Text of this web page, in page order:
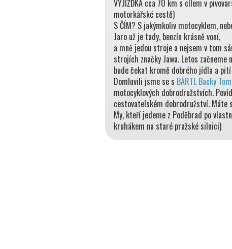
VYJÍŽĎKA cca 70 km s cílem v
motorkářské cestě)
S ČÍM? S jakýmkoliv motocyklem,
Jaro už je tady, benzín krásně voní,
a mně jedou stroje a nejsem v tom
strojích značky Jawa. Letos
bude čekat kromě dobrého jídla a
Domluvili jsme se s BÁRTL Backy
motocyklových dobrodružstvích.
cestovatelském dobrodružství. Máte
My, kteří jedeme z Poděbrad po
kruhákem na staré pražské silnici)